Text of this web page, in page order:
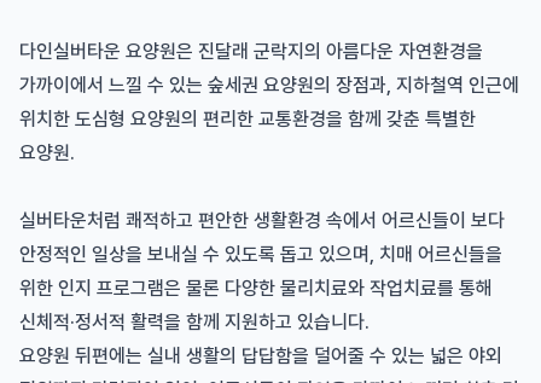
다인실버타운 요양원은 진달래 군락지의 아름다운 자연환경을
가까이에서 느낄 수 있는 숲세권 요양원의 장점과, 지하철역 인근에
위치한 도심형 요양원의 편리한 교통환경을 함께 갖춘 특별한
요양원.
실버타운처럼 쾌적하고 편안한 생활환경 속에서 어르신들이 보다
안정적인 일상을 보내실 수 있도록 돕고 있으며, 치매 어르신들을
위한 인지 프로그램은 물론 다양한 물리치료와 작업치료를 통해
신체적·정서적 활력을 함께 지원하고 있습니다.
요양원 뒤편에는 실내 생활의 답답함을 덜어줄 수 있는 넓은 야외